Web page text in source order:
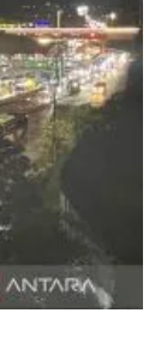
meningkat